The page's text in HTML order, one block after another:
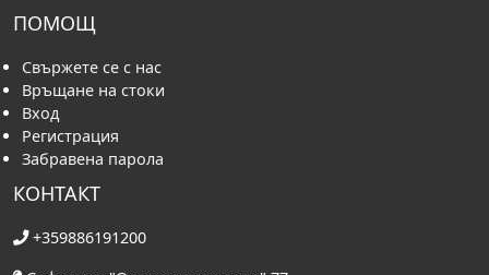
ПОМОЩ
Свържете се с нас
Връщане на стоки
Вход
Регистрация
Забравена парола
КОНТАКТ
+359886191200